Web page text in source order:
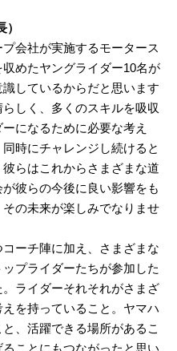
会社が実施するモータース
めたヤングライダー10名が
しているからだと思います
しく、多くのスキルを吸収
になるために必要な考え
時にチャレンジし続けると
らはこれからさまざまな道
彼らの今後に良い影響をも
の未来が楽しみでなりませ
ーチ陣に加え、さまざまな
プライダーたちが参加した
ライダーそれそれがさまざ
を持っていること。ヤマハ
、活躍できる場所があるこ
ことにもつながったと思い